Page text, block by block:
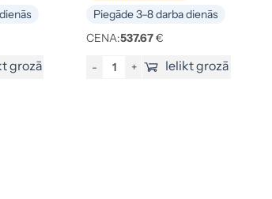
grozā
Piegāde 3–8 darba dienās
CENA:537.67€
- + Ielikt grozā